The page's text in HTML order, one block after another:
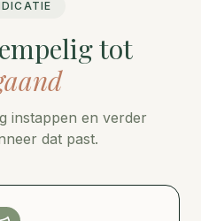
tot
instappen en verder
dat past.